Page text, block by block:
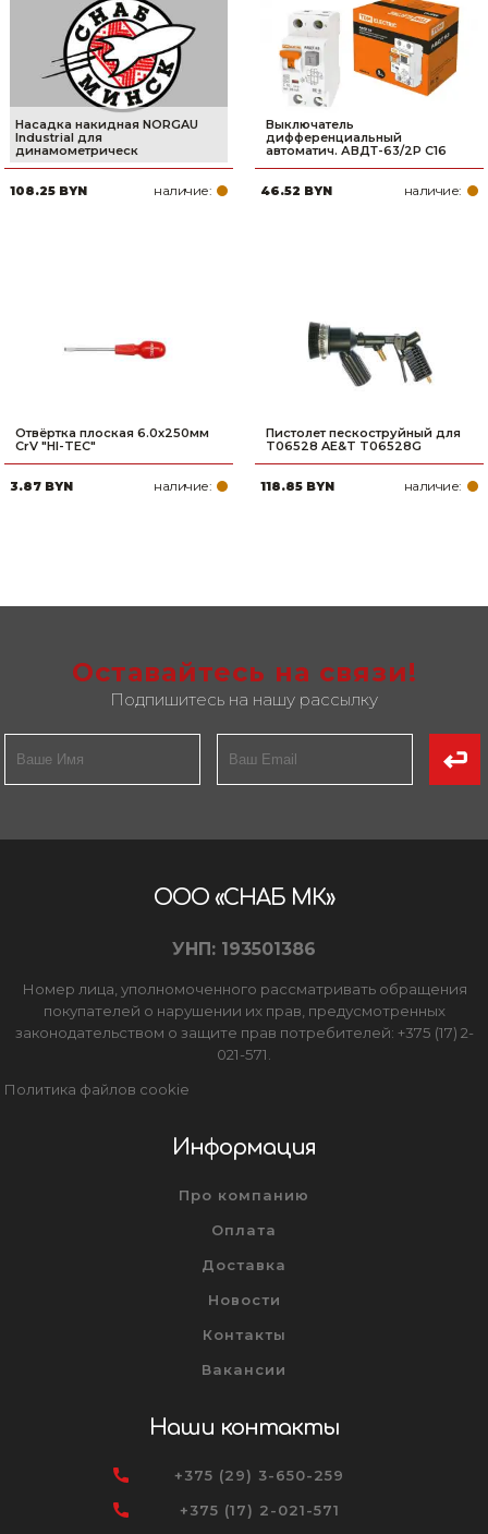
Насадка накидная NORGAU
Industrial для
динамометрическ
108.25 BYN наличие:
Выключатель
дифференциальный
автоматич. АВДТ-63/2Р C16
46.52 BYN наличие:
Отвёртка плоская 6.0х250мм
CrV "HI-TEC"
3.87 BYN наличие:
Пистолет пескоструйный для
T06528 AE&T T06528G
118.85 BYN наличие:
Оставайтесь на связи!
Подпишитесь на нашу рассылку
ООО «СНАБ МК»
УНП: 193501386
Номер лица, уполномоченного рассматривать обращения
покупателей о нарушении их прав, предусмотренных
законодательством о защите прав потребителей: +375 (17) 2-
021-571.
Политика файлов cookie
Информация
Про компанию
Оплата
Доставка
Новости
Контакты
Вакансии
Наши контакты
+375 (29) 3-650-259
+375 (17) 2-021-571